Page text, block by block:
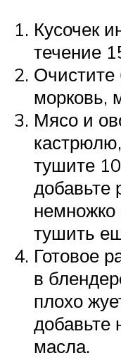
Кусочек
течение
Очистите
морковь,
Мясо и
тушите
добавьте
тушить
Готовое
в
плохо
добавьте
масла.